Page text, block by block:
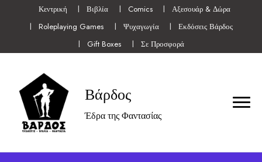
Κεντρική Βιβλία Comics
Αξεσουάρ & Δώρα
Roleplaying Games
Ψυχαγωγία
Εκδόσεις Βάρδος
Gift Boxes
Σε Προσφορά
Βάρδος
Έδρα της Φαντασίας